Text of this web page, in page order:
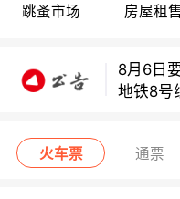
跳蚤市场 房屋租售
地铁8号
炉！
火车票 通票